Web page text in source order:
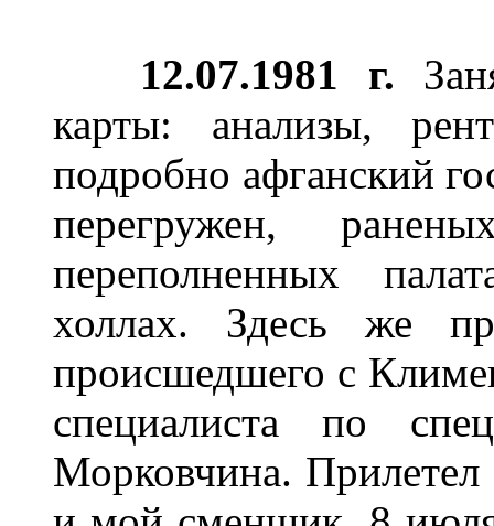
12.07.1981 г.
карты: анализы,
подробно афганский
перегружен,
переполненных
холлах. Здесь же
происшедшего с
специалиста по
Морковчина.